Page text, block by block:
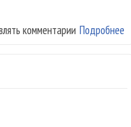
Подробнее
комментарии